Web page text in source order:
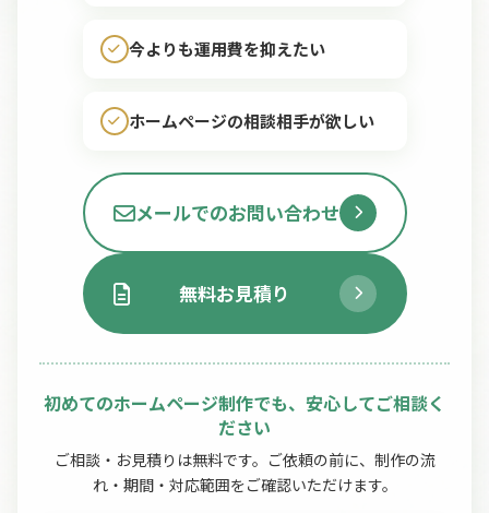
今よりも運用費を抑えたい
ホームページの相談相手が欲しい
メールでのお問い合わせ
無料お見積り
初めてのホームページ制作でも、安心してご相談く
ださい
ご相談・お見積りは無料です。ご依頼の前に、制作の流
れ・期間・対応範囲をご確認いただけます。